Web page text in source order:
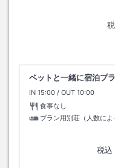
ペットと一緒に宿泊プ
IN チェックイン
15:00 / OUT チェックアウ
10:00
食事なし
プラン用別荘（人数によ
税込